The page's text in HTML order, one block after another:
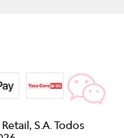
S.A. Todos